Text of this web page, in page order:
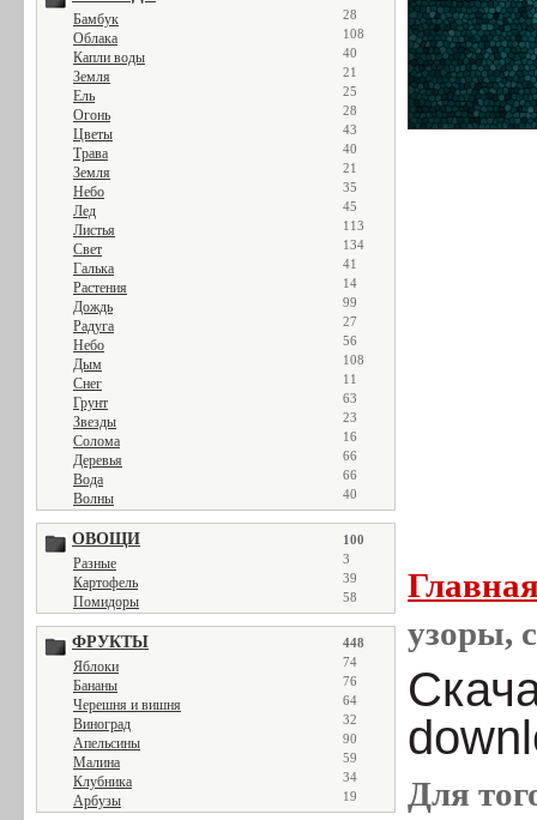
Бамбук 28
Облака 108
Капли воды 40
Земля 21
Ель 25
Огонь 28
Цветы 43
Трава 40
Земля 21
Небо 35
Лед 45
Листья 113
Свет 134
Галька 41
Растения 14
Дождь 99
Радуга 27
Небо 56
Дым 108
Снег 11
Грунт 63
Звезды 23
Солома 16
Деревья 66
Вода 66
Волны 40
ОВОЩИ 100
Разные 3
Картофель 39
Помидоры 58
ФРУКТЫ 448
Яблоки 74
Бананы 76
Черешня и вишня 64
Виноград 32
Апельсины 90
Малина 59
Клубника 34
Арбузы 19
узоры,
Для